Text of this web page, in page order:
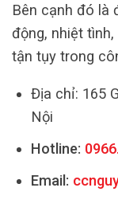
Bên cạnh đó là
động, nhiệt
tận tụy trong
Địa chỉ: 165
Nội
Hotline:
Email: